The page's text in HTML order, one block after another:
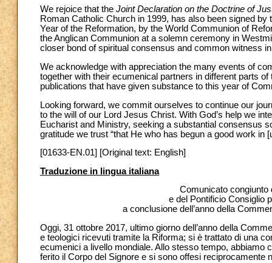
We rejoice that the Joint Declaration on the Doctrine of
Roman Catholic Church in 1999, has also been signed
Year of the Reformation, by the World Communion of
the Anglican Communion at a solemn ceremony in
closer bond of spiritual consensus and common witness
We acknowledge with appreciation the many events of
together with their ecumenical partners in different parts
publications that have given substance to this year of
Looking forward, we commit ourselves to continue our
to the will of our Lord Jesus Christ. With God’s help we
Eucharist and Ministry, seeking a substantial consensus
gratitude we trust “that He who has begun a good work
[01633-EN.01] [Original text: English]
Traduzione in lingua italiana
Comunicato congiunto
e del Pontificio Consiglio
a conclusione dell’anno della
Oggi, 31 ottobre 2017, ultimo giorno dell’anno della
e teologici ricevuti tramite la Riforma; si è trattato di una
ecumenici a livello mondiale. Allo stesso tempo, abbiamo
ferito il Corpo del Signore e si sono offesi reciprocamente